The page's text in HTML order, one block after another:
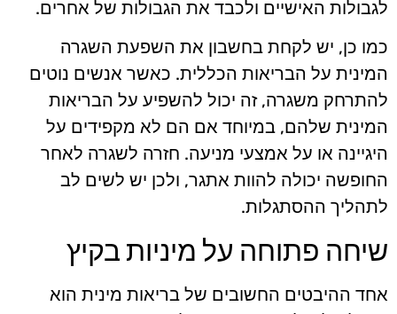
לגבולות האישיים ולכבד את הגבולות של אחרים.
כמו כן, יש לקחת בחשבון את השפעת השגרה
המינית על הבריאות הכללית. כאשר אנשים נוטים
להתרחק משגרה, זה יכול להשפיע על הבריאות
המינית שלהם, במיוחד אם הם לא מקפידים על
היגיינה או על אמצעי מניעה. חזרה לשגרה לאחר
החופשה יכולה להוות אתגר, ולכן יש לשים לב
לתהליך ההסתגלות.
שיחה פתוחה על מיניות בקיץ
אחד ההיבטים החשובים של בריאות מינית הוא